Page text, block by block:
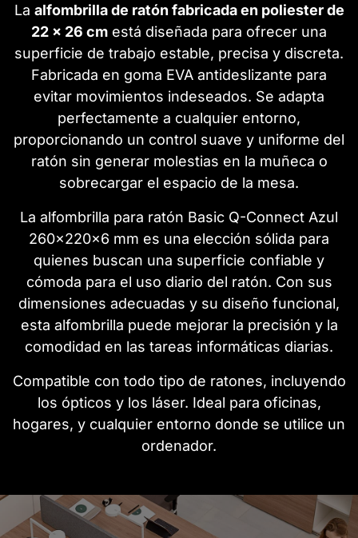
La alfombrilla de ratón fabricada en poliester de
22 x 26 cm está diseñada para ofrecer una
superficie de trabajo estable, precisa y discreta.
Fabricada en goma EVA antideslizante para
evitar movimientos indeseados. Se adapta
perfectamente a cualquier entorno,
proporcionando un control suave y uniforme del
ratón sin generar molestias en la muñeca o
sobrecargar el espacio de la mesa.
La alfombrilla para ratón Basic Q-Connect Azul
260x220x6 mm es una elección sólida para
quienes buscan una superficie confiable y
cómoda para el uso diario del ratón. Con sus
dimensiones adecuadas y su diseño funcional,
esta alfombrilla puede mejorar la precisión y la
comodidad en las tareas informáticas diarias.
Compatible con todo tipo de ratones, incluyendo
los ópticos y los láser. Ideal para oficinas,
hogares, y cualquier entorno donde se utilice un
ordenador.